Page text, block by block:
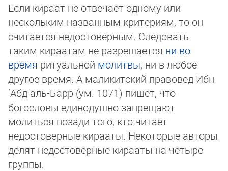
Если кираат не отвечает одному или
нескольким названным критериям, то он
считается недостоверным. Следовать
таким кираатам не разрешается ни во
время ритуальной молитвы, ни в любое
другое время. А маликитский правовед Ибн
‘Абд аль-Барр (ум. 1071) пишет, что
богословы единодушно запрещают
молиться позади того, кто читает
недостоверные ки­ра­аты. Некоторые авторы
делят недостоверные ки­ра­аты на четыре
группы.